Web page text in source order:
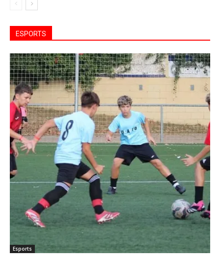
ESPORTS
Esports